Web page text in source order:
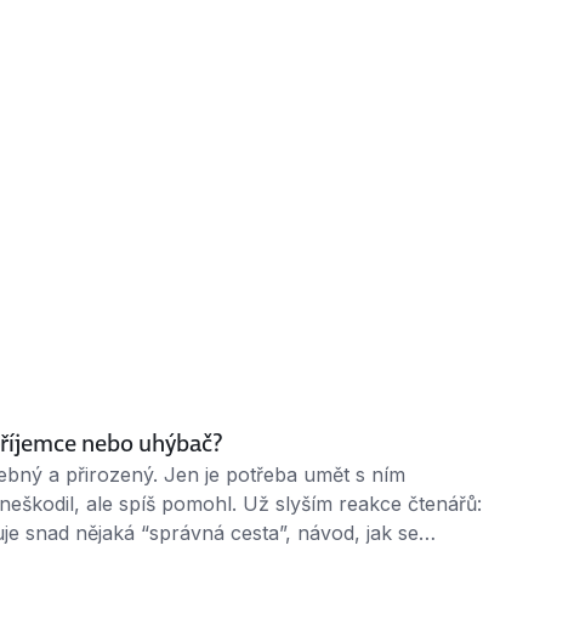
nebo uhýbač?
a přirozený. Jen je potřeba umět s ním
ale spíš pomohl. Už slyším reakce čtenářů:
snad nějaká “správná cesta”, návod, jak se